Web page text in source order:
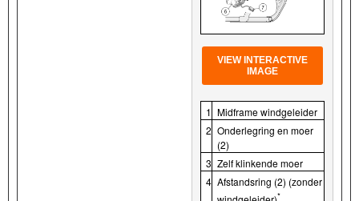
VIEW INTERACTIVE
IMAGE
1 Midframe windgeleider
2 Onderlegring en moer
(2)
3 Zelf klinkende moer
4 Afstandsring (2) (zonder
*